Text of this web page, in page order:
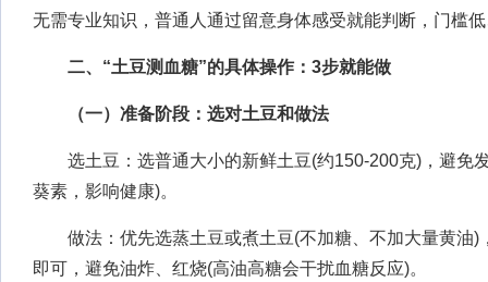
无需专业知识，普通人通过留意身体感受就能判断，门槛
二、“土豆测血糖”的具体操作：3步就能做
（一）准备阶段：选对土豆和做法
选土豆：选普通大小的新鲜土豆(约150-200克)，避免
葵素，影响健康)。
做法：优先选蒸土豆或煮土豆(不加糖、不加大量黄油)
即可，避免油炸、红烧(高油高糖会干扰血糖反应)。